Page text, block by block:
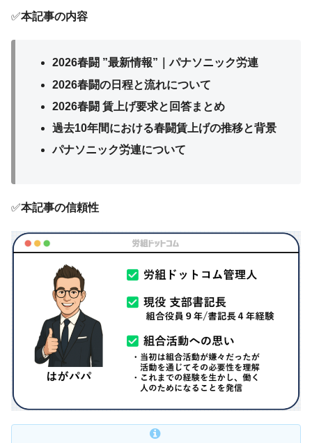
✅本記事の内容
2026春闘 ”最新情報”｜パナソニック労連
2026春闘の日程と流れについて
2026春闘 賃上げ要求と回答まとめ
過去10年間における春闘賃上げの推移と背景
パナソニック労連について
✅本記事の信頼性